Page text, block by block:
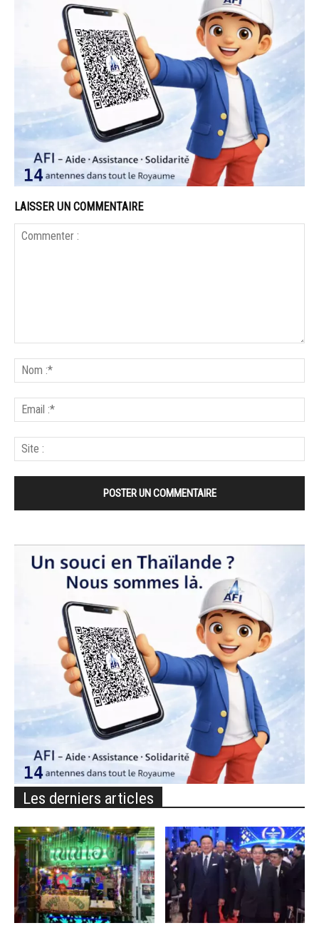
LAISSER UN COMMENTAIRE
Les derniers articles